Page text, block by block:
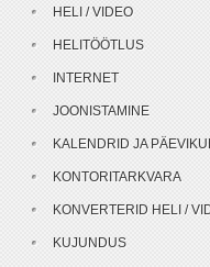
HELI / VIDEO
HELITÖÖTLUS
INTERNET
JOONISTAMINE
KALENDRID JA
KONTORITARKVARA
KONVERTERID HELI /
KUJUNDUS